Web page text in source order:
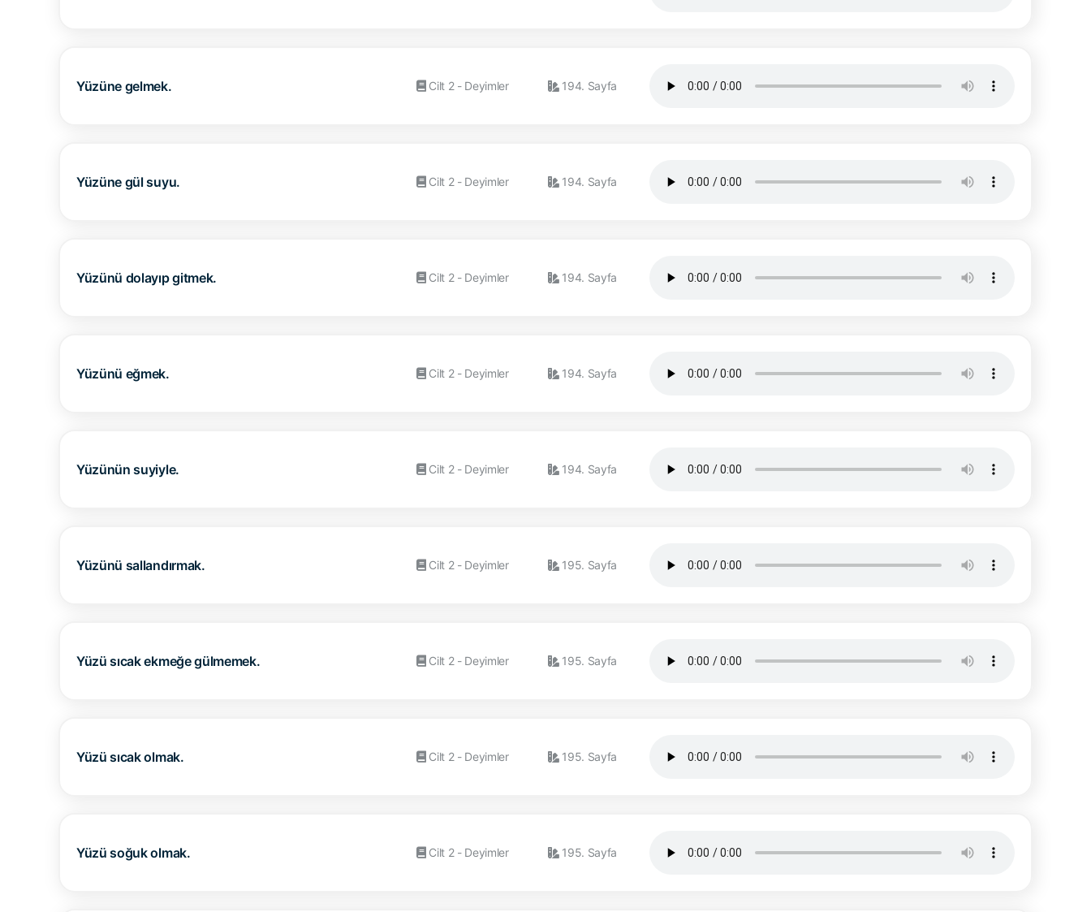
Yüzüne gelmek. Cilt 2 - Deyimler 194. Sayfa
Yüzüne gül suyu. Cilt 2 - Deyimler 194. Sayfa
Yüzünü dolayıp gitmek. Cilt 2 - Deyimler 194. Sayfa
Yüzünü eğmek. Cilt 2 - Deyimler 194. Sayfa
Yüzünün suyiyle. Cilt 2 - Deyimler 194. Sayfa
Yüzünü sallandırmak. Cilt 2 - Deyimler 195. Sayfa
Yüzü sıcak ekmeğe gülmemek. Cilt 2 - Deyimler 195. Sayfa
Yüzü sıcak olmak. Cilt 2 - Deyimler 195. Sayfa
Yüzü soğuk olmak. Cilt 2 - Deyimler 195. Sayfa